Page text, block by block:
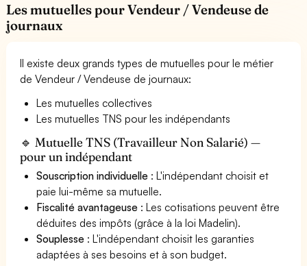
Les mutuelles pour Vendeur / Vendeuse de
journaux
Il existe deux grands types de mutuelles pour le métier
de Vendeur / Vendeuse de journaux:
Les mutuelles collectives
Les mutuelles TNS pour les indépendants
🔹 Mutuelle TNS (Travailleur Non Salarié) —
pour un indépendant
Souscription individuelle : L'indépendant choisit et
paie lui-même sa mutuelle.
Fiscalité avantageuse : Les cotisations peuvent être
déduites des impôts (grâce à la loi Madelin).
Souplesse : L'indépendant choisit les garanties
adaptées à ses besoins et à son budget.